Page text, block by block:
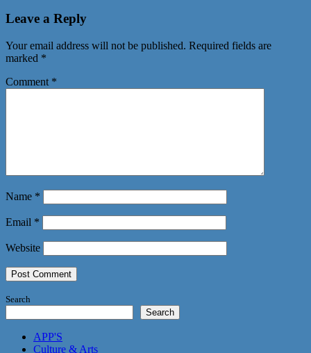
Leave a Reply
Your email address will not be published. Required fields are
marked *
Comment *
Name *
Email *
Website
Search
Search
APP'S
Culture & Arts